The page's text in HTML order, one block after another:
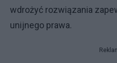
wdrożyć rozwiązania
unijnego prawa.